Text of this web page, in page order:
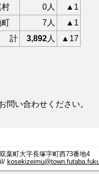
村 0人
▲1
町 7人
▲1
計
3,892人 ▲17
問い合わせください。
葉町大字長塚字町西73番地4